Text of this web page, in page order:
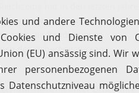
hat in den letzten Jahren
zugenommen, in der neue
auch die Bandbreite an
der Sicherheitslücken
zunehmend unter Druck, ihre